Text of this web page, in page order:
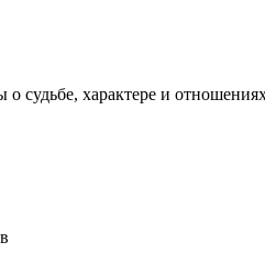
судьбе, характере и